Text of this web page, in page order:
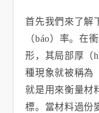
首先我們來了解
（báo）率。在
形，其局部厚（
種現象就被稱為
就是用來衡量材
標。當材料過份